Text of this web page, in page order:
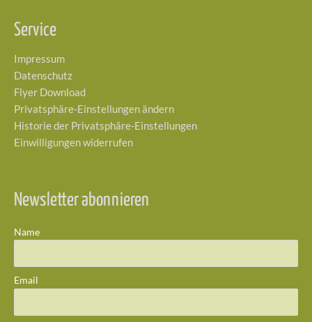
Service
Impressum
Datenschutz
Flyer Download
Privatsphäre-Einstellungen ändern
Historie der Privatsphäre-Einstellungen
Einwilligungen widerrufen
Newsletter abonnieren
Name
Email